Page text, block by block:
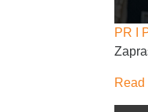
PR I
Read